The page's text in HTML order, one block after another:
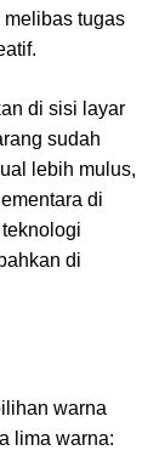
tugas
di sisi layar
sudah
lebih mulus,
di
di
warna
lima warna: